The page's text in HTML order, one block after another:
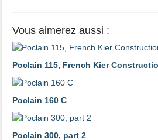
Vous aimerez aussi :
Poclain 115, French Kier
Poclain 160 C
Poclain 300, part 2